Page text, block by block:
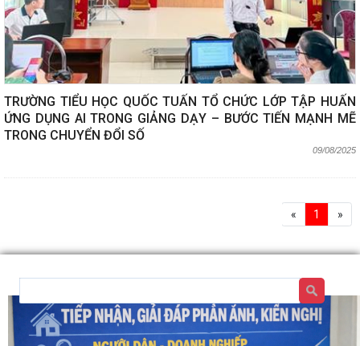
TRƯỜNG TIỂU HỌC QUỐC TUẤN TỔ CHỨC LỚP TẬP HUẤN
ỨNG DỤNG AI TRONG GIẢNG DẠY – BƯỚC TIẾN MẠNH MẼ
TRONG CHUYỂN ĐỔI SỐ
09/08/2025
« 1 »